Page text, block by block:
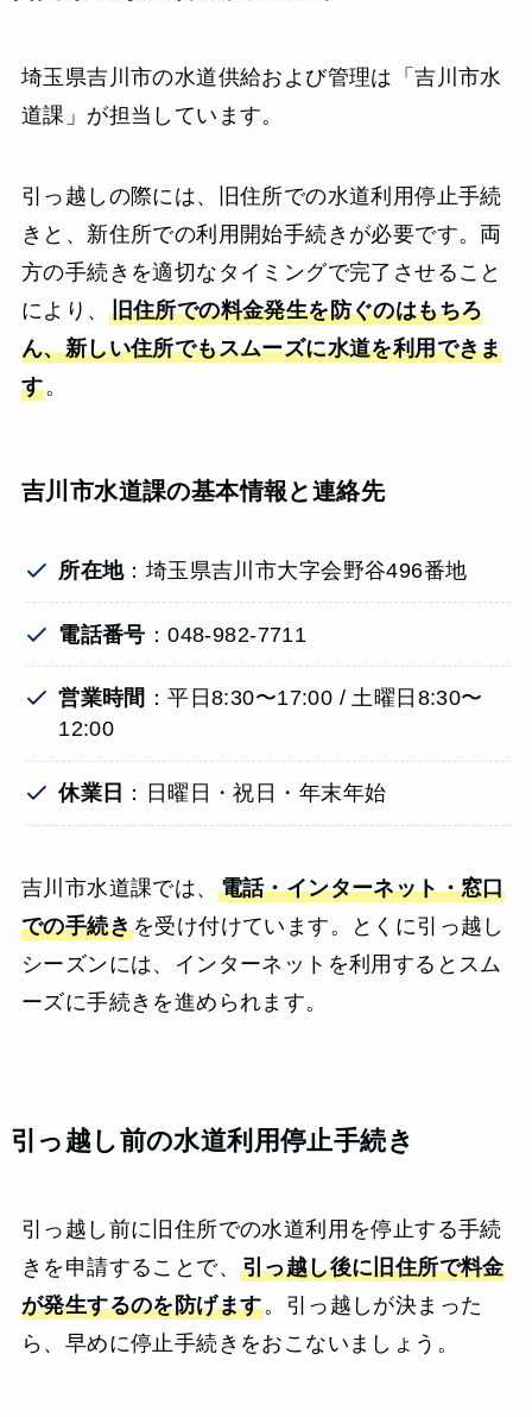
埼玉県吉川市の水道供給および管理は「吉川市水
道課」が担当しています。
引っ越しの際には、旧住所での水道利用停止手続
きと、新住所での利用開始手続きが必要です。両
方の手続きを適切なタイミングで完了させること
により、 旧住所での料金発生を防ぐのはもちろ
ん、新しい住所でもスムーズに水道を利用できま
す。
吉川市水道課の基本情報と連絡先
所在地：埼玉県吉川市大字会野谷496番地
電話番号 ：048-982-7711
営業時間 ：平日8:30〜17:00 / 土曜日8:30〜
12:00
休業日 ：日曜日・祝日・年末年始
吉川市水道課では、 電話・インターネット・窓口
での手続きを受け付けています。とくに引っ越し
シーズンには、インターネットを利用するとスム
ーズに手続きを進められます。
引っ越し前の水道利用停止手続き
引っ越し前に旧住所での水道利用を停止する手続
きを申請することで、 引っ越し後に旧住所で料金
が発生するのを防げます。引っ越しが決まった
ら、早めに停止手続きをおこないましょう。